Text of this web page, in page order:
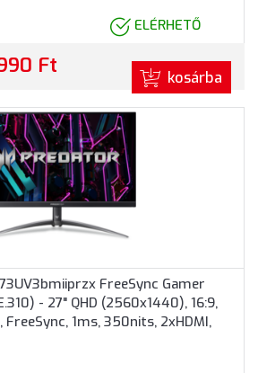
ELÉRHETŐ
Ft kosárba
FreeSync Gamer
- 27" QHD (2560x1440), 16:9,
FreeSync, 1ms, 350nits, 2xHDMI,
év garancia, Fekete színben